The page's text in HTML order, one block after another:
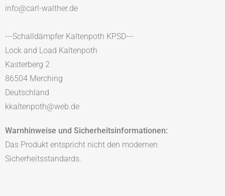
info@carl-walther.de
---Schalldämpfer Kaltenpoth KPSD---
Lock and Load Kaltenpoth
Kasterberg 2
86504 Merching
Deutschland
kkaltenpoth@web.de
Warnhinweise und Sicherheitsinformationen:
Das Produkt entspricht nicht den modernen
Sicherheitsstandards.